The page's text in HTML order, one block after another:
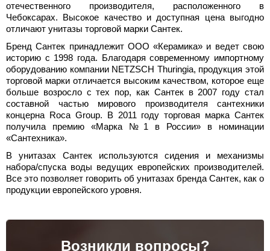
отечественного производителя, расположенного в
Чебоксарах. Высокое качество и доступная цена выгодно
отличают унитазы торговой марки Сантек.
Бренд Сантек принадлежит ООО «Керамика» и ведет свою
историю с 1998 года. Благодаря современному импортному
оборудованию компании NETZSCH Thuringia, продукция этой
торговой марки отличается высоким качеством, которое еще
больше возросло с тех пор, как Сантек в 2007 году стал
составной частью мирового производителя сантехники
концерна Roca Group. В 2011 году торговая марка Сантек
получила премию «Марка №1 в России» в номинации
«Сантехника».
В унитазах Сантек используются сидения и механизмы
набора/спуска воды ведущих европейских производителей.
Все это позволяет говорить об унитазах бренда Сантек, как о
продукции европейского уровня.
Возникли вопросы?